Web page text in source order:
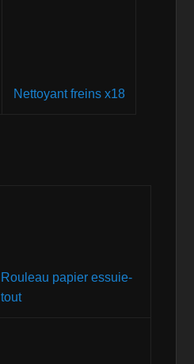
Nettoyant freins x18
Rouleau papier essuie-
tout